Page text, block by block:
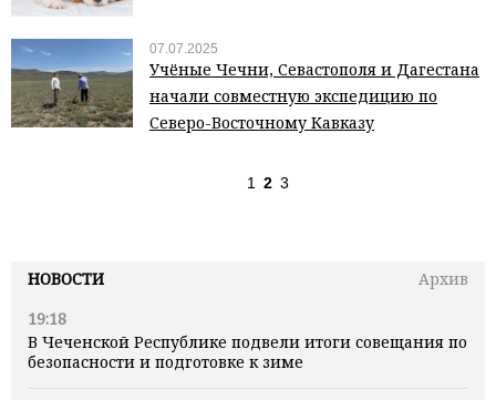
НОВОСТИ
Архив
19:18
В Чеченской Республике подвели итоги совещания по
безопасности и подготовке к зиме
07.07.2025
Учёные Чечни, Севастополя и Дагестана
начали совместную экспедицию по
Северо-Восточному Кавказу
1 2 3